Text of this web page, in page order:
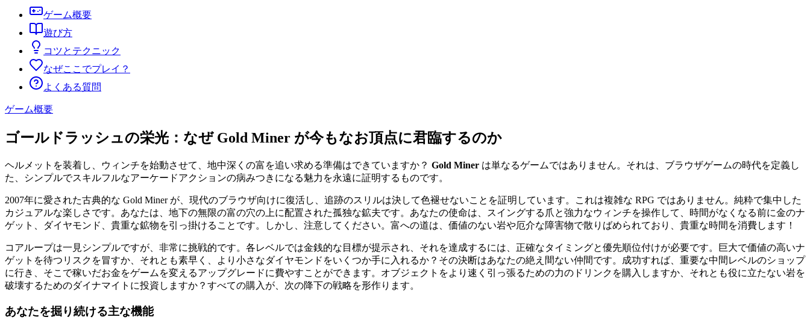
ゲーム概要
遊び方
コツとテクニック
なぜここでプレイ？
よくある質問
ゲーム概要
ゴールドラッシュの栄光：なぜ Gold Miner が今もなお頂点に君臨するのか
ヘルメットを装着し、ウィンチを始動させて、地中深くの富を追い求める準備はできていますか？ Gold Miner は単なるゲームではありません。それは、ブラウザゲームの時代を定義し
た、シンプルでスキルフルなアーケードアクションの病みつきになる魅力を永遠に証明するものです。
2007年に愛された古典的な Gold Miner が、現代のブラウザ向けに復活し、追跡のスリルは決して色褪せないことを証明しています。これは複雑な RPG ではありません。純粋で集中した
カジュアルな楽しさです。あなたは、地下の無限の富の穴の上に配置された孤独な鉱夫です。あなたの使命は、スイングする爪と強力なウィンチを操作して、時間がなくなる前に金のナ
ゲット、ダイヤモンド、貴重な鉱物を引っ掛けることです。しかし、注意してください。富への道は、価値のない岩や厄介な障害物で散りばめられており、貴重な時間を消費します！
コアループは一見シンプルですが、非常に挑戦的です。各レベルでは金銭的な目標が提示され、それを達成するには、正確なタイミングと優先順位付けが必要です。巨大で価値の高いナ
ゲットを待つリスクを冒すか、それとも素早く、より小さなダイヤモンドをいくつか手に入れるか？その決断はあなたの絶え間ない仲間です。成功すれば、重要な中間レベルのショップ
に行き、そこで稼いだお金をゲームを変えるアップグレードに費やすことができます。オブジェクトをより速く引っ張るための力のドリンクを購入しますか、それとも役に立たない岩を
破壊するためのダイナマイトに投資しますか？すべての購入が、次の降下の戦略を形作ります。
あなたを掘り続ける主な機能